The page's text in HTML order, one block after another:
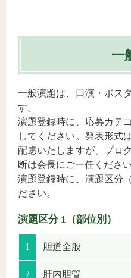
一
一般演題は、口演・ポス
す。
演題登録時に、応募カテ
してください。発表形式
配慮いたしますが、プロ
断は会長にご一任ください
演題登録時に、演題区分
ださい。
演題区分 1（部位別）
1 胆道全般
2 肝内胆管